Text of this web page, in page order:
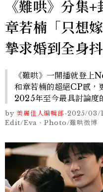
《難哄》分集
章若楠「只想
摯求婚到全身
《難哄》一開播就登
和章若楠的超絕CP感，
2025年至今最具討論度
by 美麗佳人編輯部-2025/03/
Edit/Eva、Photo/難哄微博